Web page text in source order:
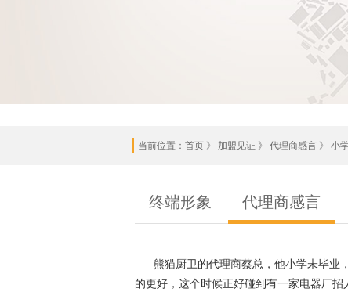
当前位置： 首页》 加盟见证 》 代理商感言 》 小
终端形象 代理商感言
熊猫厨卫的代理商蔡总，他小学未毕业
的更好，这个时候正好碰到有一家电器厂